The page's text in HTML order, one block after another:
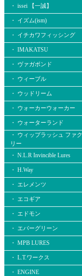
・ issei 【一誠】
・ イズム(ism)
・ イチカワフィッシング
・ IMAKATSU
・ ヴァガボンド
・ ウィーブル
・ ウッドリーム
・ ウォーカーウォーカー
・ ウォーターランド
・ ウィップラッシュ ファ
リー
・ N.L.R Invincible Lures
・ H.Way
・ エレメンツ
・ エコギア
・ エドモン
・ エバーグリーン
・ MPB LURES
・ L.T.ワークス
・ ENGINE